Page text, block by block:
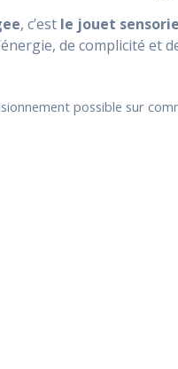
, c’est le jouet
de complicité et
possible sur